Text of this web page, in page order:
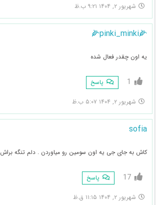
شهریور ۲, ۱۴۰۴ ۹:۲۱ ب.ظ
🌽pinki_minki🌽
یه اون چقدر فعال شده
1 پاسخ
شهریور ۲, ۱۴۰۴ ۵:۰۷ ب.ظ
sofia
کاش به جای جی یه اون سومین رو میاوردن . دلم تنگه براش
17 پاسخ
شهریور ۲, ۱۴۰۴ ۱۱:۱۵ ق.ظ